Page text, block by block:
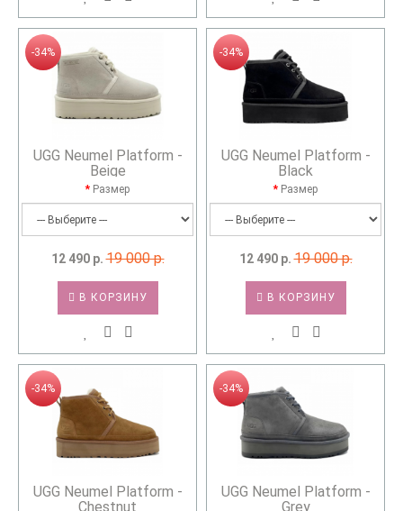
-34%
UGG Neumel Platform -
Beige
Размер
12 490 р. 19 000 р.
В КОРЗИНУ
-34%
UGG Neumel Platform -
Black
Размер
12 490 р. 19 000 р.
В КОРЗИНУ
-34%
UGG Neumel Platform -
Chestnut
-34%
UGG Neumel Platform -
Grey